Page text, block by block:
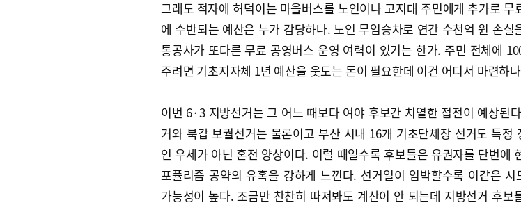
그래도 적자에 허덕이는 마을버스를 노인이나 고지대 주민에게 추가로 무
에 수반되는 예산은 누가 감당하나. 노인 무임승차로 연간 수천억 원 손실
통공사가 또다른 무료 공영버스 운영 여력이 있기는 한가. 주민 전체에
주려면 기초지자체 1년 예산을 웃도는 돈이 필요한데 이건 어디서 마련하
이번 6·3 지방선거는 그 어느 때보다 여야 후보간 치열한 접전이 예상된
거와 북갑 보궐선거는 물론이고 부산 시내 16개 기초단체장 선거도 특정
인 우세가 아닌 혼전 양상이다. 이럴 때일수록 후보들은 유권자를 단번에
포퓰리즘 공약의 유혹을 강하게 느낀다. 선거일이 임박할수록 이같은 시
가능성이 높다. 조금만 찬찬히 따져봐도 계산이 안 되는데 지방선거 후보